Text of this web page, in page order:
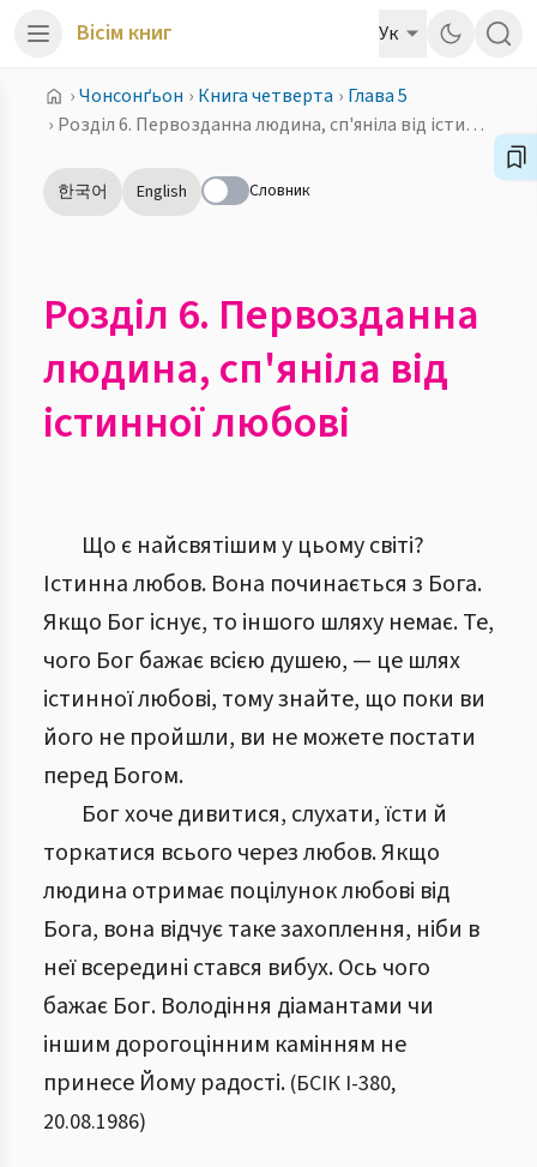
Вісім книг Ук
›Чонсонґьон › Книга четверта › Глава 5
›
Розділ 6. Первозданна людина, сп'яніла від істинної любові
한국어 English Словник
Розділ 6. Первозданна
людина, сп'яніла від
істинної любові
Що є найсвятішим у цьому світі?
Істинна любов. Вона починається з Бога.
Якщо Бог існує, то іншого шляху немає. Те,
чого Бог бажає всією душею, — це шлях
істинної любові, тому знайте, що поки ви
його не пройшли, ви не можете постати
перед Богом.
Бог хоче дивитися, слухати, їсти й
торкатися всього через любов. Якщо
людина отримає поцілунок любові від
Бога, вона відчує таке захоплення, ніби в
неї всередині стався вибух. Ось чого
бажає Бог. Володіння діамантами чи
іншим дорогоцінним камінням не
принесе Йому радості. (БСІК І-380,
20.08.1986)